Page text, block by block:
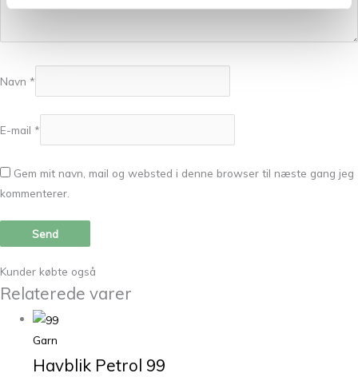
Navn *
E-mail *
Gem mit navn, mail og websted i denne browser til næste gang jeg
kommenterer.
Kunder købte også
Relaterede varer
Garn
Havblik Petrol 99